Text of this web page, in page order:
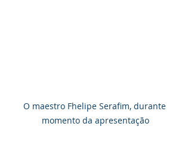
O maestro Fhelipe Serafim, durante
momento da apresentação